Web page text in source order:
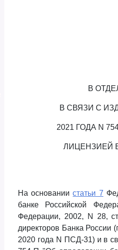
В
В СВЯЗИ С
2021 ГОДА N
ЛИЦЕНЗИЕЙ
На основаниистатьи 7
банке Российской
Федерации, 2002, N 28,
директоров Банка России
2020 года N ПСД-31) и в